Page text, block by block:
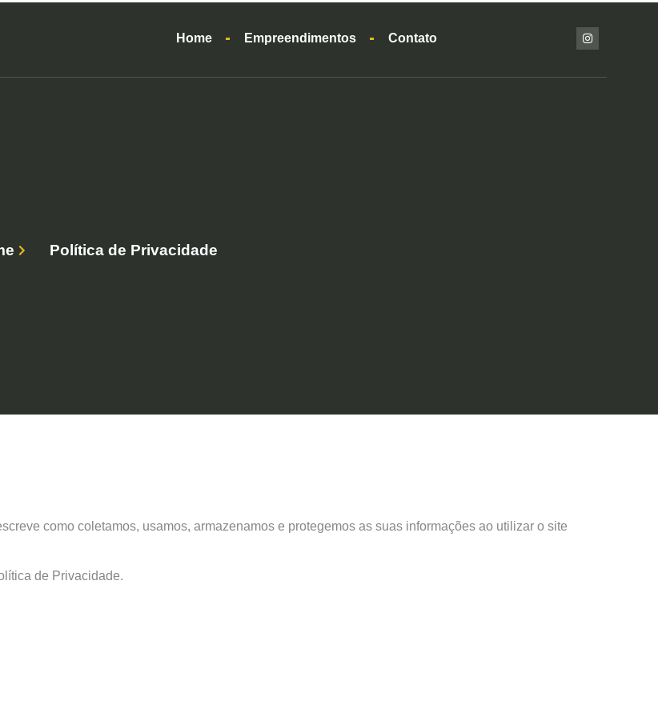
Home Empreendimentos Contato
Política de Privacidade
como coletamos, usamos, armazenamos e protegemos as suas informações ao utilizar o site
de Privacidade.